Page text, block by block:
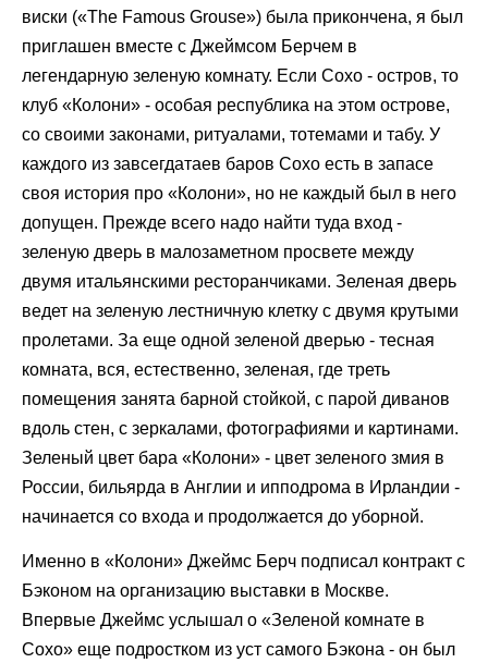
виски («The Famous Grouse») была прикончена, я был
приглашен вместе с Джеймсом Берчем в
легендарную зеленую комнату. Если Сохо - остров, то
клуб «Колони» - особая республика на этом острове,
со своими законами, ритуалами, тотемами и табу. У
каждого из завсегдатаев баров Сохо есть в запасе
своя история про «Колони», но не каждый был в него
допущен. Прежде всего надо найти туда вход -
зеленую дверь в малозаметном просвете между
двумя итальянскими ресторанчиками. Зеленая дверь
ведет на зеленую лестничную клетку с двумя крутыми
пролетами. За еще одной зеленой дверью - тесная
комната, вся, естественно, зеленая, где треть
помещения занята барной стойкой, с парой диванов
вдоль стен, с зеркалами, фотографиями и картинами.
Зеленый цвет бара «Колони» - цвет зеленого змия в
России, бильярда в Англии и ипподрома в Ирландии -
начинается со входа и продолжается до уборной.
Именно в «Колони» Джеймс Берч подписал контракт с
Бэконом на организацию выставки в Москве.
Впервые Джеймс услышал о «Зеленой комнате в
Сохо» еще подростком из уст самого Бэкона - он был